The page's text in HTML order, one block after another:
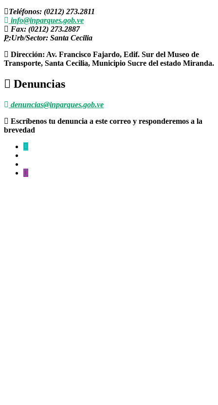
Teléfonos: (0212) 273.2811
info@inparques.gob.ve
Fax: (0212) 273.2887
P:Urb/Sector: Santa Cecilia
Dirección: Av. Francisco Fajardo, Edif. Sur del Museo de
Transporte, Santa Cecilia, Municipio Sucre del estado Miranda.
Denuncias
denuncias@inparques.gob.ve
Escríbenos tu denuncia a este correo y responderemos a la
brevedad